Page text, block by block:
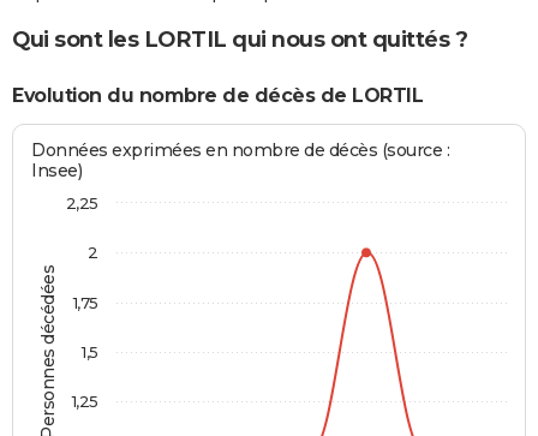
Qui sont les LORTIL qui nous ont quittés ?
Evolution du nombre de décès de LORTIL
Personnes décédées
Données exprimées en nombre de décès (source :
Insee)
1,25
1,5
1,75
2
2,25